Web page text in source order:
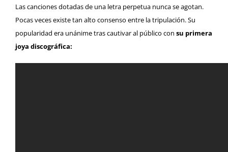
Las canciones dotadas de una letra perpetua nunca se agotan.
Pocas veces existe tan alto consenso entre la tripulación. Su
popularidad era unánime tras cautivar al público con su primera
joya discográfica: